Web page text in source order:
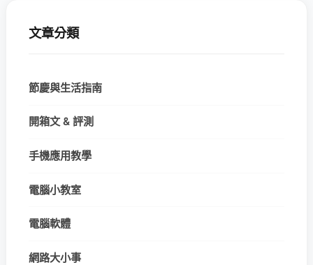
文章分類
節慶與生活指南
開箱文 & 評測
手機應用教學
電腦小教室
電腦軟體
網路大小事